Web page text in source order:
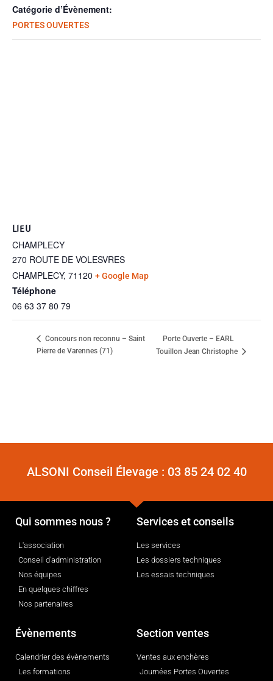
Catégorie d’Évènement:
PORTES OUVERTES
LIEU
CHAMPLECY
270 ROUTE DE VOLESVRES
CHAMPLECY, 71120 + Google Map
Téléphone
06 63 37 80 79
Concours non reconnu – Saint
Pierre de Varennes (71)
Porte Ouverte – EARL
Touillon Jean Christophe
ALSONI Conseil Élevage : 03 85 24 02 40
Qui sommes nous ?
L'association
Conseil d'administration
Nos équipes
En quelques chiffres
Nos partenaires
Services et conseils
Les services
Les dossiers techniques
Les essais techniques
Évènements
Calendrier des évènements
Les formations
Section ventes
Ventes aux enchères
Journées Portes Ouvertes